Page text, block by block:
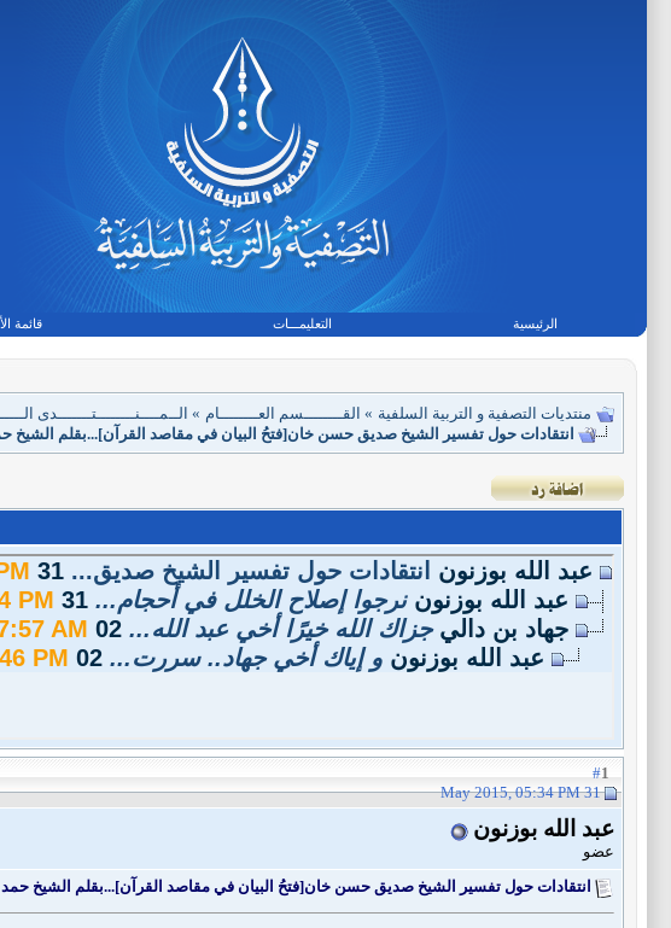
الرئيسية التعليمـــات قائمة
منتديات التصفية و التربية السلفية » القــــــــسم العــــــــام » الــمــــنــــــــتـــــــدى
انتقادات حول تفسير الشيخ صديق حسن خان[فتحُ البيان في مقاصد القرآن]...بقلم الشيخ
عبد الله بوزنون انتقادات حول تفسير الشيخ صديق...
عبد الله بوزنون نرجوا إصلاح الخلل في أحجام...
PM
جهاد بن دالي جزاك الله خيرًا أخي عبد الله...
AM
عبد الله بوزنون و إياك أخي جهاد.. سررت... PM
1
31 May 2015, 05:34 PM
عبد الله بوزنون
عضو
انتقادات حول تفسير الشيخ صديق حسن خان[فتحُ البيان في مقاصد القرآن]...بقلم الشيخ